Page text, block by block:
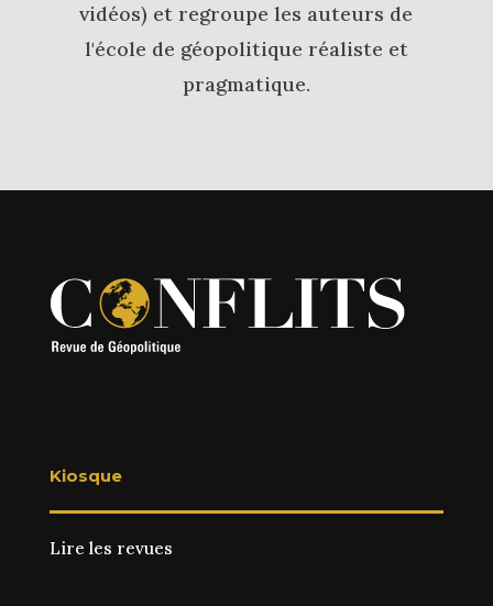
vidéos) et regroupe les auteurs de
l'école de géopolitique réaliste et
pragmatique.
Kiosque
Lire les revues